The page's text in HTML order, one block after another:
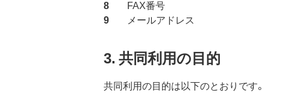
FAX番号
メールアドレス
3. 共同利用の目的
共同利用の目的は以下のとおりです。